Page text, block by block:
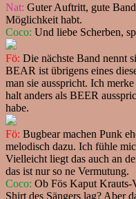
Nat: Guter Auftritt, gute
Möglichkeit habt.
Coco: Und liebe Scherben,
Fö: Die nächste Band nennt
BEAR ist übrigens eines
man sie ausspricht. Ich
halt anders als BEER
habe.
Fö: Bugbear machen Punk
melodisch dazu. Ich fühle
Vielleicht liegt das auch an
das ist nur so ne Vermutung.
Coco: Ob Fös Kaput Krauts-
Shirt des Sängers lag? Aber